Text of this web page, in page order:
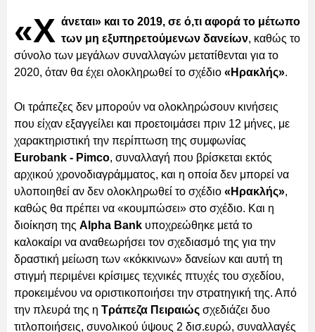
«Χ άνεται» και το 2019, σε ό,τι αφορά το μέτωπο
των μη εξυπηρετούμενων δανείων, καθώς το
σύνολο των μεγάλων συναλλαγών μετατίθενται για το
2020, όταν θα έχει ολοκληρωθεί το σχέδιο «Ηρακλής».
Οι τράπεζες δεν μπορούν να ολοκληρώσουν κινήσεις
που είχαν εξαγγείλει και προετοιμάσει πριν 12 μήνες, με
χαρακτηριστική την περίπτωση της συμφωνίας
Eurobank - Pimco, συναλλαγή που βρίσκεται εκτός
αρχικού χρονοδιαγράμματος, και η οποία δεν μπορεί να
υλοποιηθεί αν δεν ολοκληρωθεί το σχέδιο «Ηρακλής»,
καθώς θα πρέπει να «κουμπώσει» στο σχέδιο. Και η
διοίκηση της Alpha Bank υποχρεώθηκε μετά το
καλοκαίρι να αναθεωρήσει τον σχεδιασμό της για την
δραστική μείωση των «κόκκινων» δανείων και αυτή τη
στιγμή περιμένει κρίσιμες τεχνικές πτυχές του σχεδίου,
προκειμένου να οριστικοποιήσει την στρατηγική της. Από
την πλευρά της η Τράπεζα Πειραιώς σχεδιάζει δυο
τιτλοποιήσεις, συνολικού ύψους 2 δισ.ευρώ, συναλλαγές